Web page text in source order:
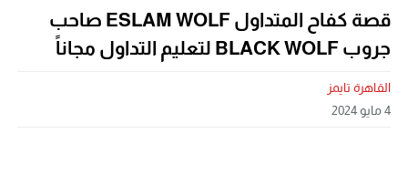
قصة كفاح المتداول ESLAM WOLF صاحب
جروب BLACK WOLF لتعليم التداول مجاناً
القاهرة تايمز
4 مايو 2024